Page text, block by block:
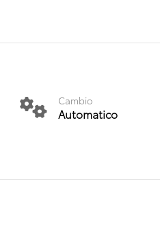
Cambio
Automatico